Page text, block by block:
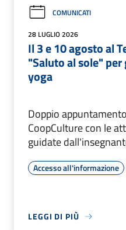
COMUNICATI
28 LUGLIO 2026
Il 3 e 10 agosto al
"Saluto al sole"
yoga
Doppio
CoopCulture con le
guidate
Accesso all'informazione
LEGGI DI PIÙ